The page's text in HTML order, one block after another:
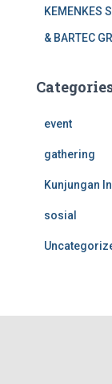
KEMENKES
& BARTEC
event
gathering
Kunjungan
sosial